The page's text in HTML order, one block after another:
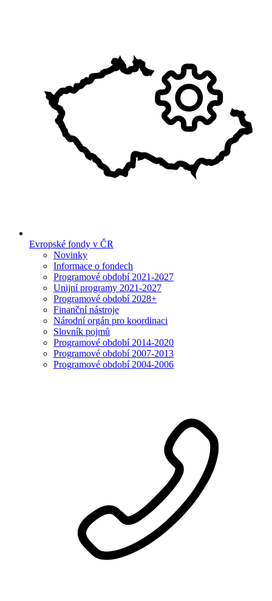
Evropské fondy v ČR
Novinky
Informace o fondech
Programové období 2021-2027
Unijní programy 2021-2027
Programové období 2028+
Finanční nástroje
Národní orgán pro koordinaci
Slovník pojmů
Programové období 2014-2020
Programové období 2007-2013
Programové období 2004-2006